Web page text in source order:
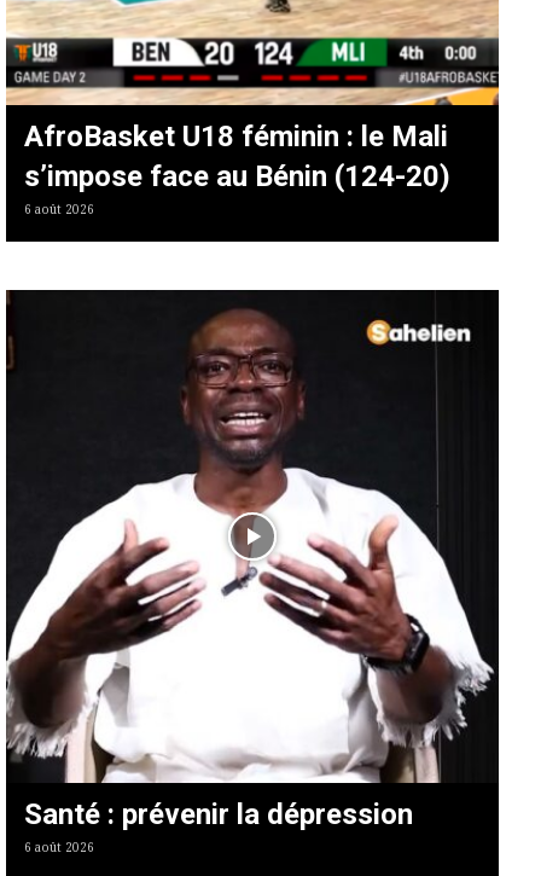
AfroBasket U18 féminin : le Mali
s’impose face au Bénin (124-20)
6 août 2026
Santé : prévenir la dépression
6 août 2026